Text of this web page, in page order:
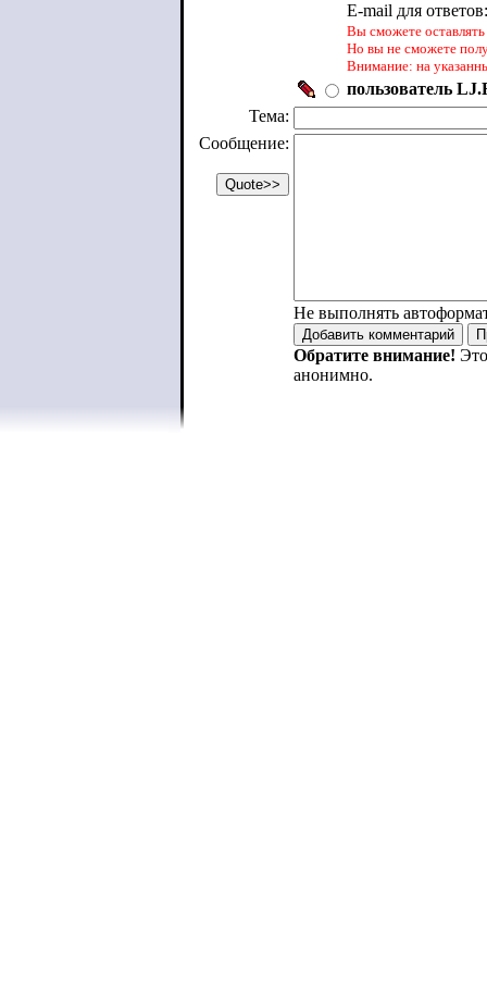
E-mail для
Вы сможете
Но вы не сможете
Внимание: на
пользователь
Тема:
Сообщение:
Не выполнять
Обратите внимание!
анонимно.